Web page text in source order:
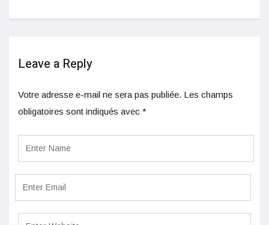
Leave a Reply
Votre adresse e-mail ne sera pas publiée. Les champs
obligatoires sont indiqués avec *